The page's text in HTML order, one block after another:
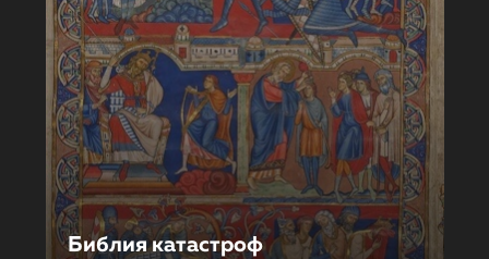
Библия катастроф